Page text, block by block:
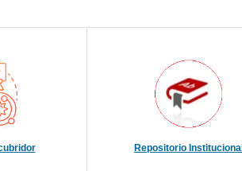
Repositorio Institucional